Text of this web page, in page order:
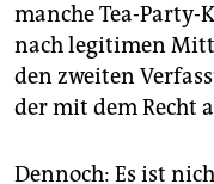
manche Tea-
nach legitimen
den zweiten
der mit dem Recht
Dennoch: Es ist